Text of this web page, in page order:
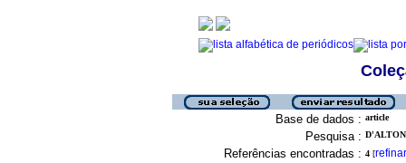
Base de dados : article
Pesquisa :
Referências encontradas : 4 [refinar